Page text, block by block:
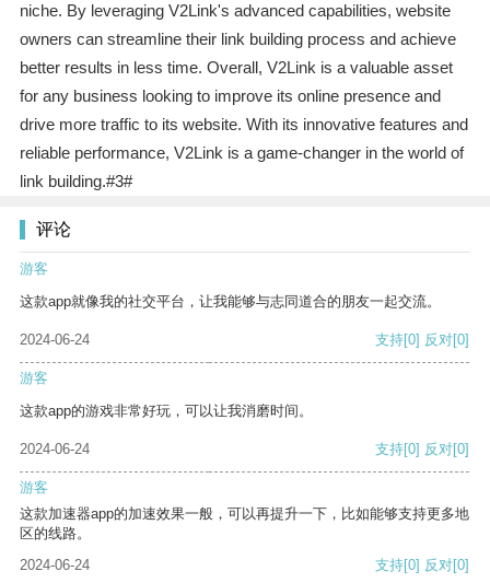
niche. By leveraging V2Link's advanced capabilities, website
owners can streamline their link building process and achieve
better results in less time. Overall, V2Link is a valuable asset
for any business looking to improve its online presence and
drive more traffic to its website. With its innovative features and
reliable performance, V2Link is a game-changer in the world of
link building.#3#
评论
游客
这款app就像我的社交平台，让我能够与志同道合的朋友一起交流。
2024-06-24 支持[0] 反对[0]
游客
这款app的游戏非常好玩，可以让我消磨时间。
2024-06-24 支持[0] 反对[0]
游客
这款加速器app的加速效果一般，可以再提升一下，比如能够支持更多地
区的线路。
2024-06-24
支持[0] 反对[0]